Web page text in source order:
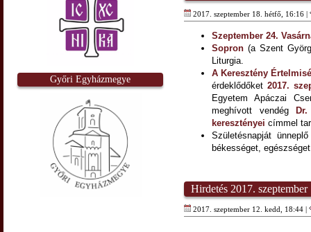
Győri Egyházmegye
2017. szeptember 18. hétfő, 16:16 |
Szeptember 24.
Sopron (a Szent
Liturgia.
A Keresztény
érdeklődőket2017.
Egyetem Apáczai
meghívott vendégDr.
keresztényei címmel
Születésnapját
békességet,
Hirdetés 2017. szeptember
2017. szeptember 12. kedd, 18:44 |